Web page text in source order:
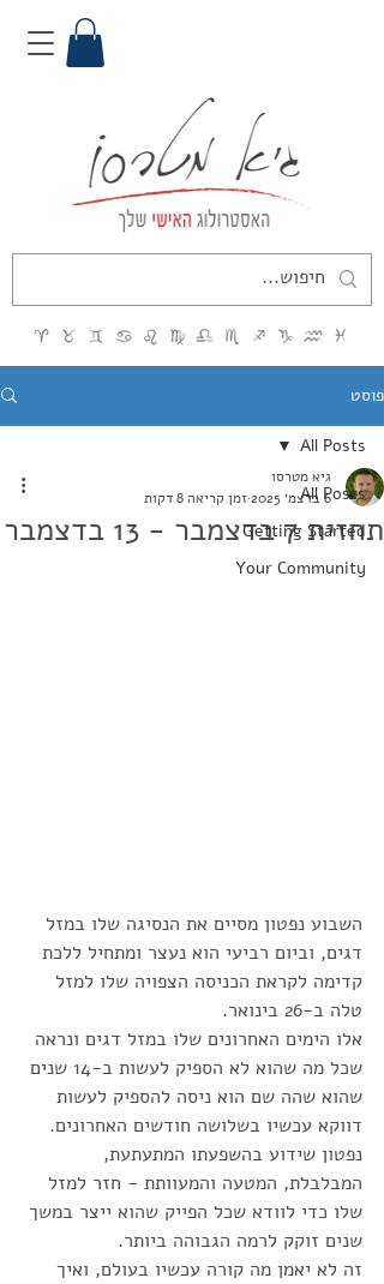
פוסט
All Posts
Getting Started
Your Community
All Posts
תחזית 7 בדצמבר - 13 בדצמבר
גיא מטרסו
6 בדצמ׳ 2025
זמן קריאה 8 דקות
השבוע נפטון מסיים את הנסיגה שלו במזל
דגים, וביום רביעי הוא נעצר ומתחיל ללכת
קדימה לקראת הכניסה הצפויה שלו למזל
טלה ב-26 בינואר.
אלו הימים האחרונים שלו במזל דגים ונראה
שכל מה שהוא לא הספיק לעשות ב-14 שנים
שהוא שהה שם הוא ניסה להספיק לעשות
דווקא עכשיו בשלושה חודשים האחרונים.
נפטון שידוע בהשפעתו המתעתעת,
המבלבלת, המטעה והמעוותת - חזר למזל
שלו כדי לוודא שכל הפייק שהוא ייצר במשך
שנים זוקק לרמה הגבוהה ביותר.
זה לא יאמן מה קורה עכשיו בעולם, ואיך